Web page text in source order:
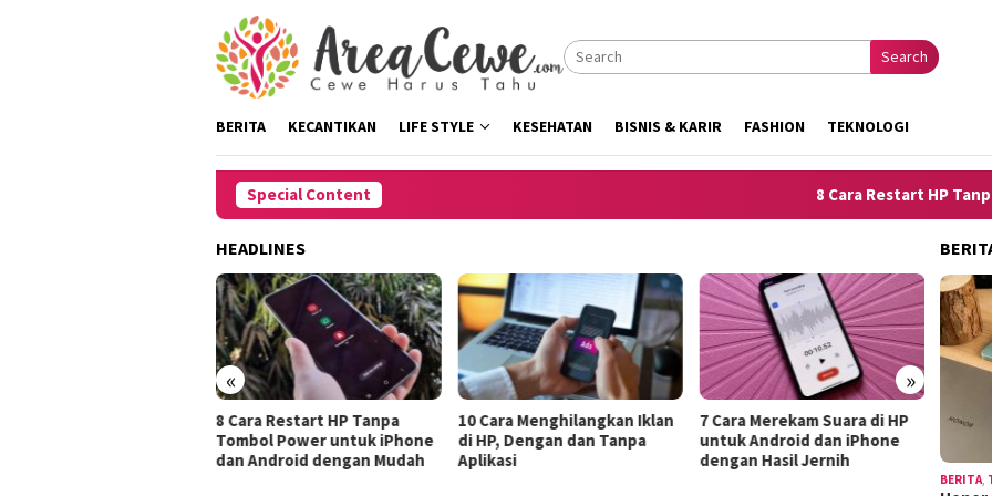
Search
BERITA KECANTIKAN LIFE STYLE KESEHATAN BISNIS & KARIR FASHION TEKNOLOGI
Special Content 8 Cara Restart HP Tanpa
HEADLINES
« »
Tombol Power untuk iPhone
dan Android dengan Mudah
10 Cara Menghilangkan Iklan
di HP, Dengan dan Tanpa
Aplikasi
7 Cara Merekam Suara di HP
untuk Android dan iPhone
dengan Hasil Jernih
10 Trik Menjelaskan
Kelemahan Diri agar
Terdengar Seperti Kekuatan
BERITA